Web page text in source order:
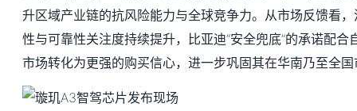
升区域产业链的抗风险能力与全球竞争力。从市场反馈看
性与可靠性关注度持续提升，比亚迪“安全兜底”的承诺配
市场转化为更强的购买信心，进一步巩固其在华南乃至全